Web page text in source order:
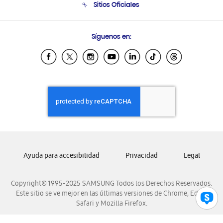
Soporte vía eMail
Sitios Oficiales
Samsung Ecuador
Samsung El Salvador
Samsung Honduras
Samsung Nicaragua
Samsung Panamá
Samsung Venezuela
Síguenos en:
Copyright© 1995-2025 SAMSUNG Todos los Derechos Reservados.
Este sitio se ve mejor en las últimas versiones de Chrome, Edge,
Safari y Mozilla Firefox.
Ayuda para accesibilidad Privacidad Legal